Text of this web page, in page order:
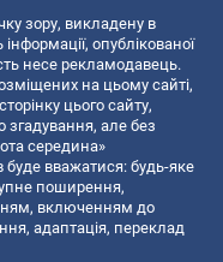
зору, викладену в
опублікованої
несе рекламодавець.
на цьому сайті,
цього сайту,
згадування, але без
середина»
вважатися: будь-яке
поширення,
включенням до
адаптація, переклад